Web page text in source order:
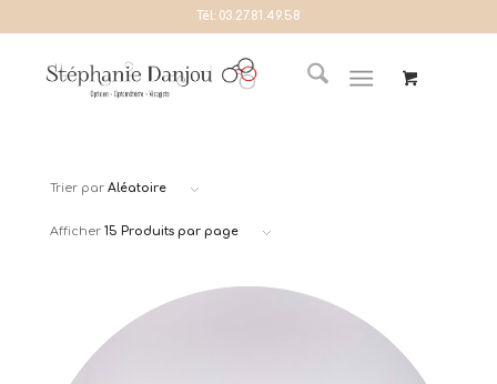
Tél: 03.27.81.49.58
Trier par Aléatoire
Afficher 15 Produits par page